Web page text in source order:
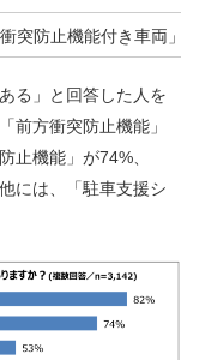
突防止機能付き車両」
る」と回答した人を
前方衝突防止機能」
止機能」が74%、
には、「駐車支援シ